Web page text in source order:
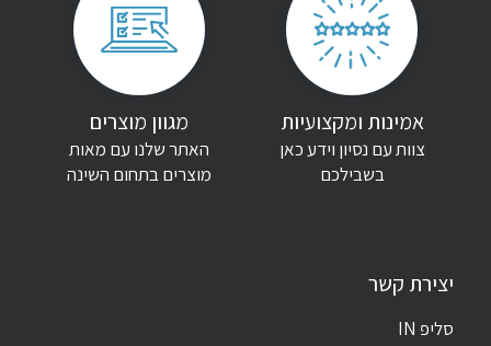
שמור בדפדפן זה את השם, האימייל והאתר שלי לפעם הבאה שאגיב.
אמינות ומקצועיות
צוות עם נסיון וידע כאן
בשבילכם
מגוון מוצרים
האתר שלנו עם מאות
מוצרים בתחום השינה
יצירת קשר
סליפ IN